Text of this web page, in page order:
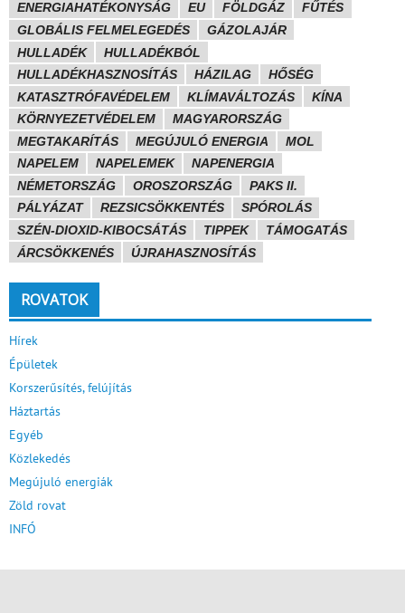
ENERGIAHATÉKONYSÁG EU FÖLDGÁZ
FŰTÉS
GLOBÁLIS FELMELEGEDÉS
GÁZOLAJÁR
HULLADÉK
HULLADÉKBÓL
HULLADÉKHASZNOSÍTÁS
HÁZILAG
HŐSÉG
KATASZTRÓFAVÉDELEM
KLÍMAVÁLTOZÁS
KÍNA
KÖRNYEZETVÉDELEM
MAGYARORSZÁG
MEGTAKARÍTÁS
MEGÚJULÓ ENERGIA
MOL
NAPELEM
NAPELEMEK
NAPENERGIA
NÉMETORSZÁG
OROSZORSZÁG
PAKS II.
PÁLYÁZAT
REZSICSÖKKENTÉS
SPÓROLÁS
SZÉN-DIOXID-KIBOCSÁTÁS
TIPPEK
TÁMOGATÁS
ÁRCSÖKKENÉS
ÚJRAHASZNOSÍTÁS
ROVATOK
Hírek
Épületek
Korszerűsítés, felújítás
Háztartás
Egyéb
Közlekedés
Megújuló energiák
Zöld rovat
INFÓ